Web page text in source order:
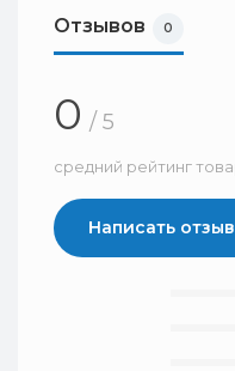
Отзывов 0
0 / 5
средний рейтинг
Написать отзыв